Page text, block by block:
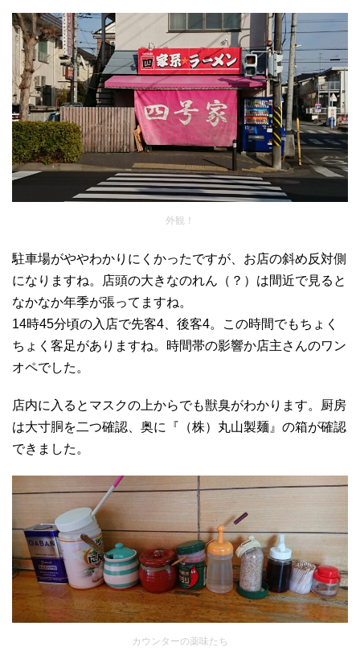
外観！
駐車場がややわかりにくかったですが、お店の斜め反対側
になりますね。店頭の大きなのれん（？）は間近で見ると
なかなか年季が張ってますね。
14時45分頃の入店で先客4、後客4。この時間でもちょく
ちょく客足がありますね。時間帯の影響か店主さんのワン
オペでした。
店内に入るとマスクの上からでも獣臭がわかります。厨房
は大寸胴を二つ確認、奥に『（株）丸山製麺』の箱が確認
できました。
カウンターの薬味たち